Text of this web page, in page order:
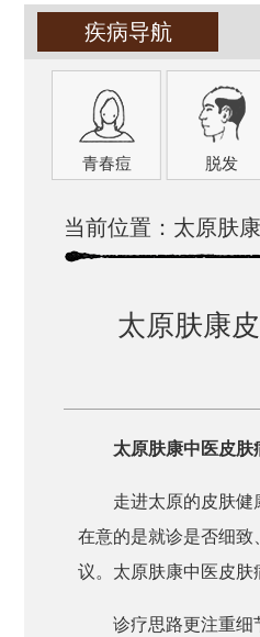
疾病导航
青春痘 脱发
当前位置： 太原肤
太原肤康
太原肤康中医皮
走进太原的皮肤
在意的是就诊是否细
议。太原肤康中医皮肤
诊疗思路更注重细